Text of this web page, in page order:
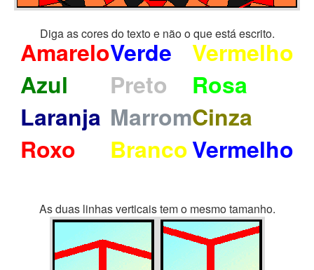
Diga as cores do texto e não o que está escrito.
AmareloVerde
Vermelho
Azul
Preto
Rosa
Laranja MarromCinza
Roxo
BrancoVermelho
As duas linhas verticais tem o mesmo tamanho.